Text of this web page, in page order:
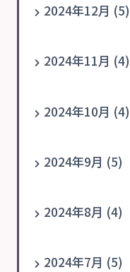
2024年12月 (5)
2024年11月 (4)
2024年10月 (4)
2024年9月 (5)
2024年8月 (4)
2024年7月 (5)